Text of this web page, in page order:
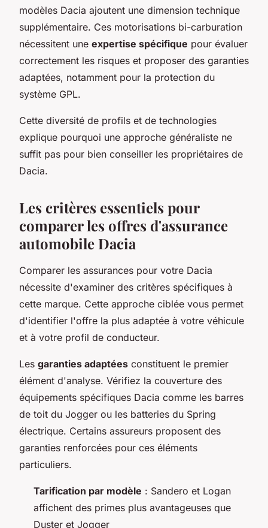
modèles Dacia ajoutent une dimension technique
supplémentaire. Ces motorisations bi-carburation
nécessitent une expertise spécifique pour évaluer
correctement les risques et proposer des garanties
adaptées, notamment pour la protection du
système GPL.
Cette diversité de profils et de technologies
explique pourquoi une approche généraliste ne
suffit pas pour bien conseiller les propriétaires de
Dacia.
Les critères essentiels pour
comparer les offres d'assurance
automobile Dacia
Comparer les assurances pour votre Dacia
nécessite d'examiner des critères spécifiques à
cette marque. Cette approche ciblée vous permet
d'identifier l'offre la plus adaptée à votre véhicule
et à votre profil de conducteur.
Les garanties adaptées constituent le premier
élément d'analyse. Vérifiez la couverture des
équipements spécifiques Dacia comme les barres
de toit du Jogger ou les batteries du Spring
électrique. Certains assureurs proposent des
garanties renforcées pour ces éléments
particuliers.
Tarification par modèle : Sandero et Logan
affichent des primes plus avantageuses que
Duster et Jogger